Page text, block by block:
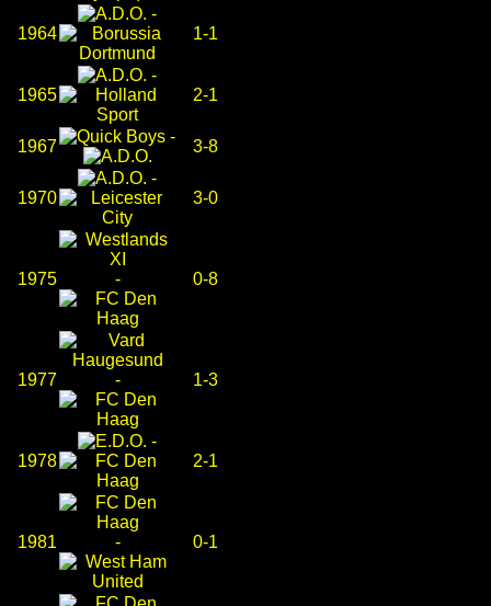
1964
-
1-1
1965
-
2-1
1967
-
3-8
1970
-
3-0
1975 - 0-8
1977 - 1-3
1978
-
2-1
1981 - 0-1